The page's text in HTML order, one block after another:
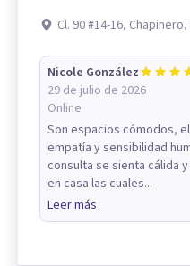
Cl. 90 #14-16,
Nicole González
29 de julio de 2026
Online
Son espacios cómodos,
empatía y sensibilidad
consulta se sienta cálida
en casa las cuales...
Leer más